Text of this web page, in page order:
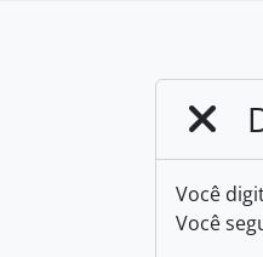
Você
Você